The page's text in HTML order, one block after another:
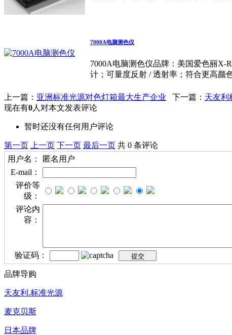
7000A电脑测色仪
7000A电脑测色仪品牌：美国爱色丽X-
计；可量度反射 / 透射率；符合更高颜
上一篇： 亚洲标准光源对色灯箱最大生产企业 下一篇： 天友利
现在有0人对本文发表评论
暂时还没有任何用户评论
第一页 上一页 下一页 最后一页 共 0 条评论
用户名：
匿名用户
E-mail：
评价等
级：
评论内
容：
验证码：
品牌导购
天友利.标准光源
麦克贝斯
日本品牌